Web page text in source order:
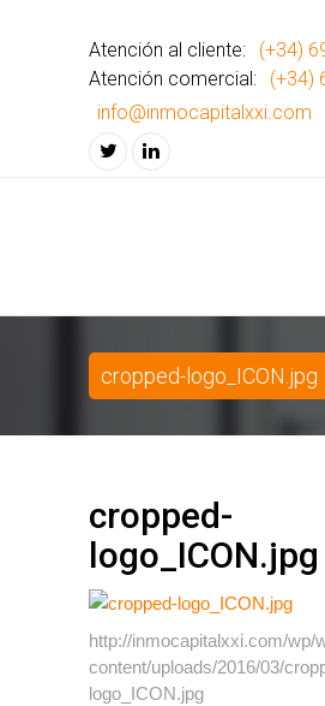
Atención al cliente: (+34)
Atención comercial:
(+34)
info@inmocapitalxxi.com
cropped-logo_ICON.jpg
cropped-
logo_ICON.jpg
http://inmocapitalxxi.com/wp/
content/uploads/2016/03/
logo_ICON.jpg